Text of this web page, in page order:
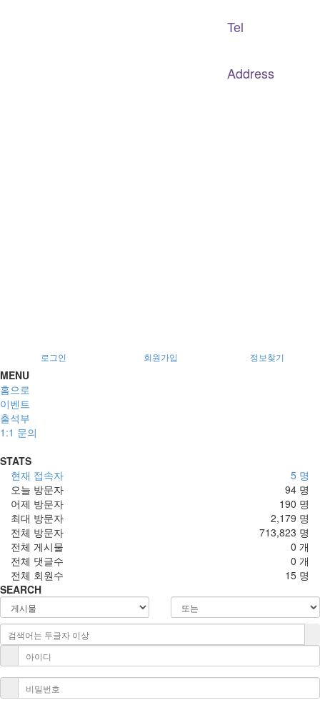
Tel
Address
로그인 회원가입 정보찾기
MENU
홈으로
이벤트
출석부
1:1 문의
STATS
5 명
현재 접속자
94 명
오늘 방문자
190 명
어제 방문자
2,179 명
최대 방문자
713,823 명
전체 방문자
0 개
전체 게시물
0 개
전체 댓글수
15 명
전체 회원수
SEARCH